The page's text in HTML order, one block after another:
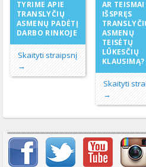
TYRIME APIE
TRANSLYČIŲ
ASMENŲ PADĖTĮ
DARBO RINKOJE
Skaityti straipsnį
→
AR TEISMAI
IŠSPRĘS
ASMENŲ
TEISĖTŲ
LŪKESČIŲ
KLAUSIMĄ?
Skaityti
→
Svarbių įrašų meniu